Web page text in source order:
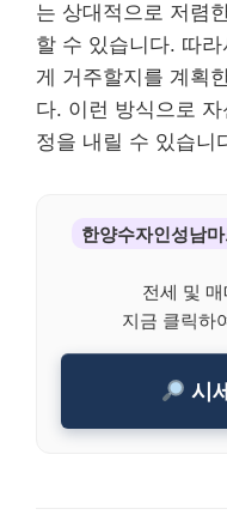
는 상대적으로 저렴
할 수 있습니다. 따
게 거주할지를 계획
다. 이런 방식으로
정을 내릴 수 있습니
한양수자인성남
전세 및
지금 클릭하
시